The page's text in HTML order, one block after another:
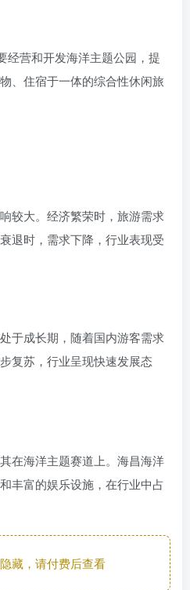
经营和开发海洋主题公园，提
、住宿于一体的综合性休闲旅
较大。经济繁荣时，旅游需求
退时，需求下降，行业表现受
于成长期，随着国内游客需求
复苏，行业呈现快速发展态
在海洋主题赛道上。海昌海洋
丰富的娱乐设施，在行业中占
藏，请付费后查看